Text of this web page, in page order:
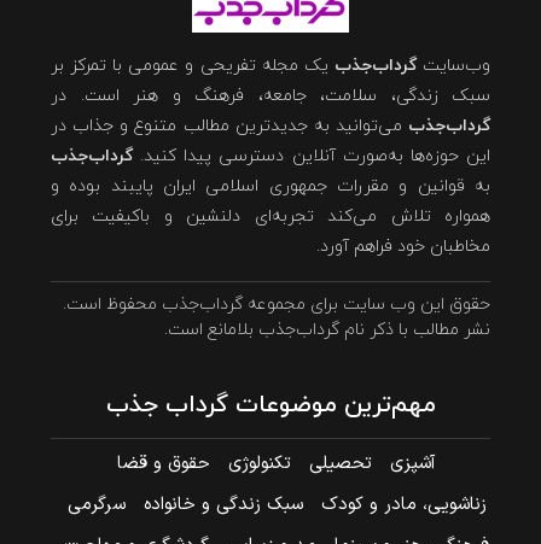
وب‌سایتگرداب‌جذب یک مجله تفریحی و عمومی با تمرکز بر
سبک زندگی، سلامت، جامعه، فرهنگ و هنر است. در
گرداب‌جذب می‌توانید به جدیدترین مطالب متنوع و جذاب در
این حوزه‌ها به‌صورت آنلاین دسترسی پیدا کنید.گرداب‌جذب
به قوانین و مقررات جمهوری اسلامی ایران پایبند بوده و
همواره تلاش می‌کند تجربه‌ای دلنشین و باکیفیت برای
مخاطبان خود فراهم آورد.
حقوق این وب سایت برای مجموعه گرداب‌جذب محفوظ است.
نشر مطالب با ذکر نام گرداب‌جذب بلامانع است.
مهم‌ترین موضوعات گرداب جذب
آشپزی تحصیلی تکنولوژی
حقوق و قضا
زناشویی، مادر و کودک
سبک زندگی و خانواده
سرگرمی